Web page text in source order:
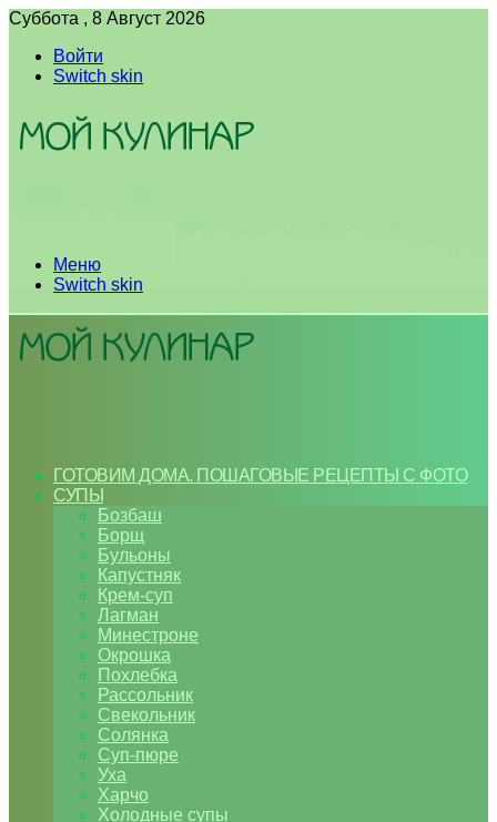
Суббота , 8 Август 2026
Войти
Switch skin
Меню
Switch skin
ГОТОВИМ ДОМА. ПОШАГОВЫЕ РЕЦЕПТЫ С ФОТО
СУПЫ
Бозбаш
Борщ
Бульоны
Капустняк
Крем-суп
Лагман
Минестроне
Окрошка
Похлебка
Рассольник
Свекольник
Солянка
Суп-пюре
Уха
Харчо
Холодные супы